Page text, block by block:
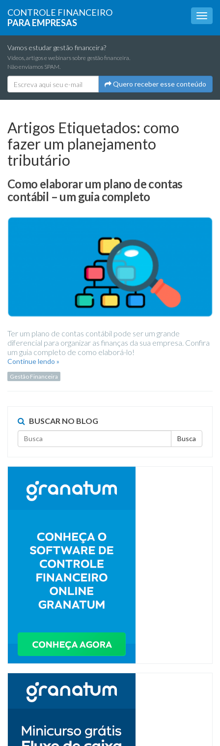
CONTROLE FINANCEIRO
PARA EMPRESAS
Vamos estudar gestão financeira?
Vídeos, artigos e webinars sobre gestão financeira.
Não enviamos SPAM.
Quero receber esse conteúdo
Artigos Etiquetados: como
fazer um planejamento
tributário
Como elaborar um plano de contas
contábil – um guia completo
Ter um plano de contas contábil pode ser um grande
diferencial para organizar as finanças da sua empresa. Confira
um guia completo de como elaborá-lo!
Continue lendo »
Gestão Financeira
BUSCAR NO BLOG
Busca